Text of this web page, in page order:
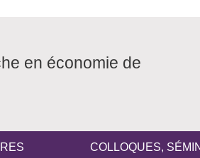
en économie de
COLLOQUES,